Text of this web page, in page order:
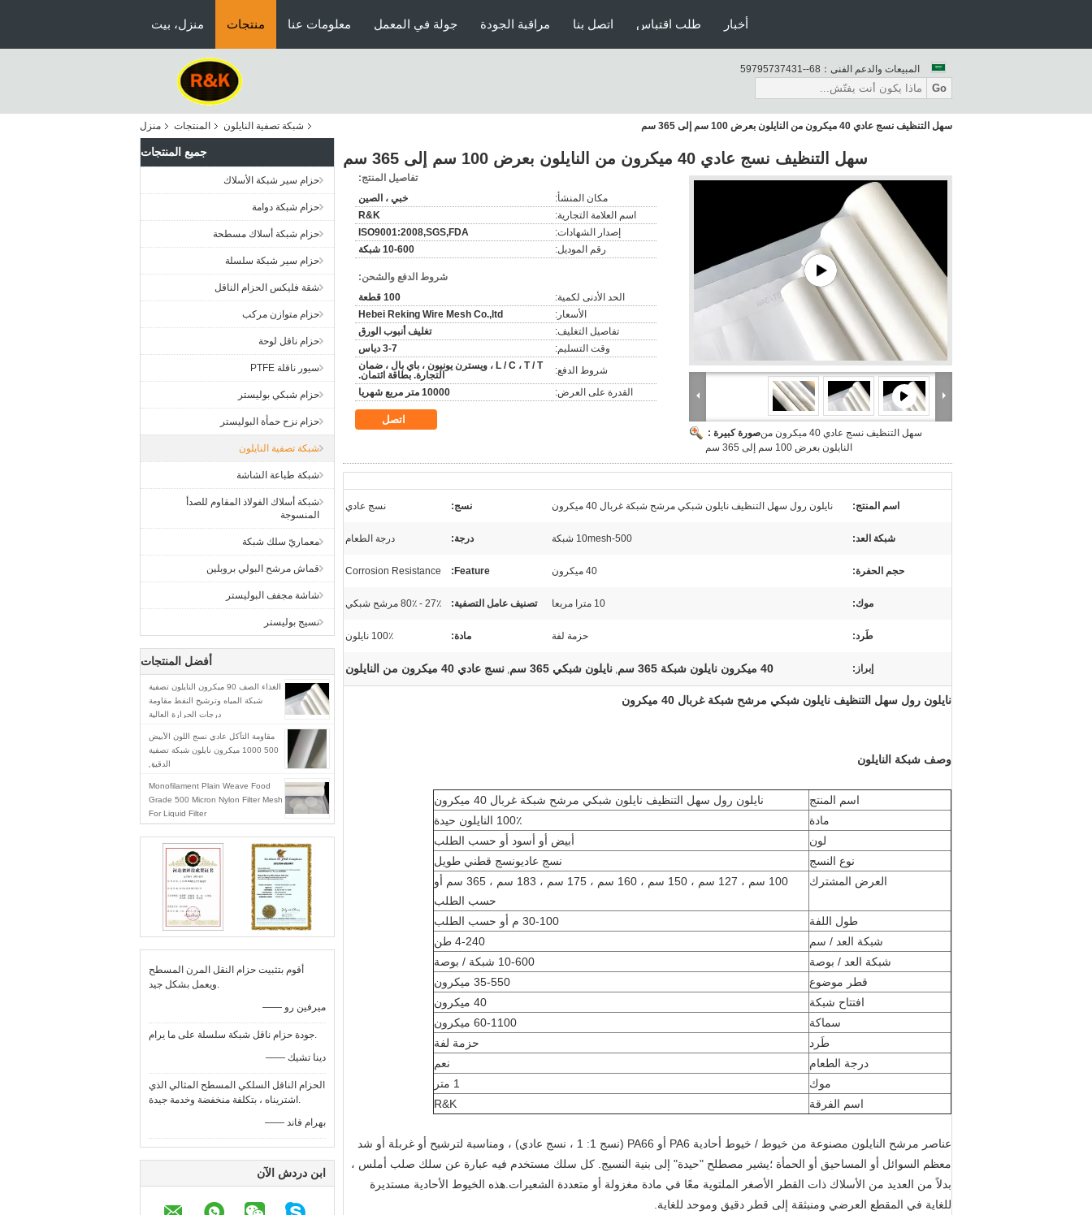
منزل، بيت منتجات معلومات عنا جولة في المعمل مراقبة الجودة اتصل بنا طلب اقتباس أخبار
المبيعات والدعم الفنى： 86--13473759795
Go
منزل المنتجات شبكة تصفية النايلون سهل التنظيف نسج عادي 40 ميكرون من النايلون بعرض 100 سم إلى 365 سم
جميع المنتجات
حزام سير شبكة الأسلاك
حزام شبكة دوامة
حزام شبكة أسلاك مسطحة
حزام سير شبكة سلسلة
شقة فليكس الحزام الناقل
حزام متوازن مركب
حزام ناقل لوحة
سيور ناقلة PTFE
حزام شبكي بوليستر
حزام نزح حمأة البوليستر
شبكة تصفية النايلون
شبكة طباعة الشاشة
شبكة أسلاك الفولاذ المقاوم للصدأ
المنسوجة
معماريّ سلك شبكة
قماش مرشح البولي بروبلين
شاشة مجفف البوليستر
نسيج بوليستر
أفضل المنتجات
الغذاء الصف 90 ميكرون النايلون تصفية
شبكة المياه وترشيح النفط مقاومة
درجات الحرارة العالية
مقاومة التآكل عادي نسج اللون الأبيض
500 1000 ميكرون نايلون شبكة تصفية
الدقيق
Monofilament Plain Weave Food
Grade 500 Micron Nylon Filter Mesh
For Liquid Filter
أقوم بتثبيت حزام النقل المرن المسطح
ويعمل بشكل جيد.
—— ميرفين رو
جودة حزام ناقل شبكة سلسلة على ما يرام.
—— دينا تشيك
الحزام الناقل السلكي المسطح المثالي الذي
اشتريناه ، بتكلفة منخفضة وخدمة جيدة.
—— بهرام فاند
ابن دردش الآن
سهل التنظيف نسج عادي 40 ميكرون من النايلون بعرض 100 سم إلى 365 سم
صورة كبيرة :سهل التنظيف نسج عادي 40 ميكرون من
النايلون بعرض 100 سم إلى 365 سم
تفاصيل المنتج:
مكان المنشأ:
خبي ، الصين
اسم العلامة التجارية:
R&K
إصدار الشهادات:
ISO9001:2008,SGS,FDA
رقم الموديل:
10-600 شبكة
شروط الدفع والشحن:
الحد الأدنى لكمية:
100 قطعة
الأسعار:
Hebei Reking Wire Mesh Co.,ltd
تفاصيل التغليف:
تغليف أنبوب الورق
وقت التسليم:
3-7 دياس
شروط الدفع:
L / C ، T / T ، ويسترن يونيون ، باي بال ، ضمان
التجارة. بطاقة ائتمان.
القدرة على العرض:
10000 متر مربع شهريا
اتصل
اسم المنتج: نايلون رول سهل التنظيف نايلون شبكي مرشح شبكة غربال 40 ميكرون نسج: نسج عادي
شبكة العد: 10mesh-500 شبكة درجة: درجة الطعام
حجم الحفرة: 40 ميكرون Feature:
Corrosion Resistance
موك: 10 مترا مربعا تصنيف عامل التصفية: 27٪ - 80٪ مرشح شبكي
طَرد: حزمة لفة مادة: 100٪ نايلون
إبراز: 40 ميكرون نايلون شبكة 365 سم , نايلون شبكي 365 سم , نسج عادي 40 ميكرون من النايلون
نايلون رول سهل التنظيف نايلون شبكي مرشح شبكة غربال 40 ميكرون
وصف شبكة النايلون
اسم المنتج
نايلون رول سهل التنظيف نايلون شبكي مرشح شبكة غربال 40 ميكرون
مادة
100٪ النايلون حيدة
لون
أبيض أو أسود أو حسب الطلب
نوع النسج
نسج عاديونسج قطني طويل
العرض المشترك
100 سم ، 127 سم ، 150 سم ، 160 سم ، 175 سم ، 183 سم ، 365 سم أو
حسب الطلب
طول اللفة
30-100 م أو حسب الطلب
شبكة العد / سم
4-240 طن
شبكة العد / بوصة
10-600 شبكة / بوصة
قطر موضوع
35-550 ميكرون
افتتاح شبكة
40 ميكرون
سماكة
60-1100 ميكرون
طَرد
حزمة لفة
درجة الطعام
نعم
موك
1 متر
اسم الفرقة
R&K
عناصر مرشح النايلون مصنوعة من خيوط / خيوط أحادية PA6 أو PA66 (نسج 1: 1 ، نسج عادي) ، ومناسبة لترشيح أو غربلة أو شد
معظم السوائل أو المساحيق أو الحمأة ؛يشير مصطلح "حيدة" إلى بنية النسيج. كل سلك مستخدم فيه عبارة عن سلك صلب أملس ،
بدلاً من العديد من الأسلاك ذات القطر الأصغر الملتوية معًا في مادة مغزولة أو متعددة الشعيرات.هذه الخيوط الأحادية مستديرة
للغاية في المقطع العرضي ومنبثقة إلى قطر دقيق وموحد للغاية.